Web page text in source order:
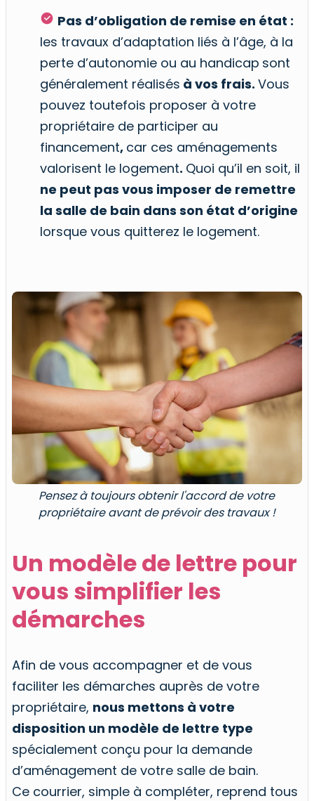
Pas d’obligation de remise en état :
les travaux d’adaptation liés à l’âge, à la
perte d’autonomie ou au handicap sont
généralement réalisés à vos frais. Vous
pouvez toutefois proposer à votre
propriétaire de participer au
financement, car ces aménagements
valorisent le logement. Quoi qu’il en soit, il
ne peut pas vous imposer de remettre
la salle de bain dans son état d’origine
lorsque vous quitterez le logement.
Pensez à toujours obtenir l'accord de votre
propriétaire avant de prévoir des travaux !
Un modèle de lettre pour
vous simplifier les
démarches
Afin de vous accompagner et de vous
faciliter les démarches auprès de votre
propriétaire, nous mettons à votre
disposition un modèle de lettre type
spécialement conçu pour la demande
d’aménagement de votre salle de bain.
Ce courrier, simple à compléter, reprend tous